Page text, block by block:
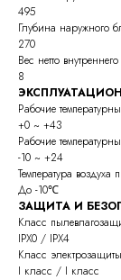
495
Глубина наружного
270
Вес нетто
8
Рабочие
+0 ~ +43
Рабочие
-10 ~ +24
Температура воздуха
До -10℃
ЗАЩИТА И
Класс
IPX0 / IPX4
Класс
I класс / I класс